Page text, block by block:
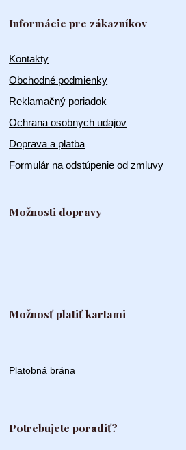
Informácie pre zákazníkov
Kontakty
Obchodné podmienky
Reklamačný poriadok
Ochrana osobnych udajov
Doprava a platba
Formulár na odstúpenie od zmluvy
Možnosti dopravy
Možnosť platiť kartami
Platobná brána
Potrebujete poradiť?